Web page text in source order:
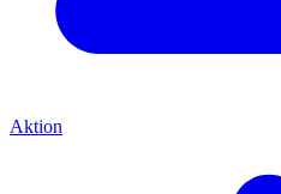
Aktion